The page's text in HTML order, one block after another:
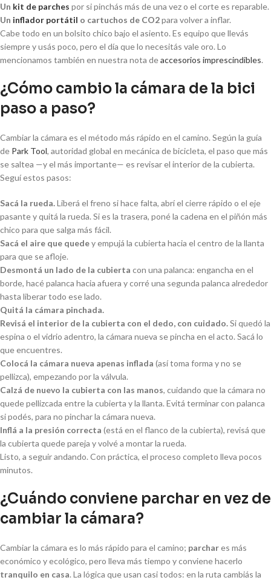
Un kit de parches por si pinchás más de una vez o el corte es reparable.
Un inflador portátil o cartuchos de CO2para volver a inflar.
Cabe todo en un bolsito chico bajo el asiento. Es equipo que llevás
siempre y usás poco, pero el día que lo necesitás vale oro. Lo
mencionamos también en nuestra nota deaccesorios imprescindibles.
¿Cómo cambio la cámara de la bici
paso a paso?
Cambiar la cámara es el método más rápido en el camino. Según la guía
de Park Tool, autoridad global en mecánica de bicicleta, el paso que más
se saltea —y el más importante— es revisar el interior de la cubierta.
Seguí estos pasos:
Sacá la rueda.Liberá el freno si hace falta, abrí el cierre rápido o el eje
pasante y quitá la rueda. Si es la trasera, poné la cadena en el piñón más
chico para que salga más fácil.
Sacá el aire que quedey empujá la cubierta hacia el centro de la llanta
para que se afloje.
Desmontá un lado de la cubierta con una palanca: engancha en el
borde, hacé palanca hacia afuera y corré una segunda palanca alrededor
hasta liberar todo ese lado.
Quitá la cámara pinchada.
Revisá el interior de la cubierta con el dedo, con cuidado.Si quedó la
espina o el vidrio adentro, la cámara nueva se pincha en el acto. Sacá lo
que encuentres.
Colocá la cámara nueva apenas inflada (así toma forma y no se
pellizca), empezando por la válvula.
Calzá de nuevo la cubierta con las manos, cuidando que la cámara no
quede pellizcada entre la cubierta y la llanta. Evitá terminar con palanca
si podés, para no pinchar la cámara nueva.
Inflá a la presión correcta (está en el flanco de la cubierta), revisá que
la cubierta quede pareja y volvé a montar la rueda.
Listo, a seguir andando. Con práctica, el proceso completo lleva pocos
minutos.
¿Cuándo conviene parchar en vez de
cambiar la cámara?
Cambiar la cámara es lo más rápido para el camino; parchares más
económico y ecológico, pero lleva más tiempo y conviene hacerlo
tranquilo en casa. La lógica que usan casi todos: en la ruta cambiás la